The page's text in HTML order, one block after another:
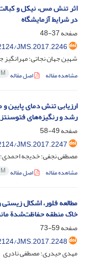
اثر تنش مس، نیکل و
در شرایط آزمایشگاه
صفحه37-48
JMS.2017.2246
شهین جهان نجاتی؛
مشاهده مقاله اصل مقاله
ارزیابی تنش دمای پایین
رشد و رنگیزه‌های
صفحه49-58
JMS.2017.2247
مصطفی نجفی؛ خدیجه
مشاهده مقاله اصل مقاله
مطالعه فلور، اشکال
خاک منطقه حفاظت‌شدة
صفحه59-73
JMS.2017.2248
مهدی حیدری؛ مصطفی نادری